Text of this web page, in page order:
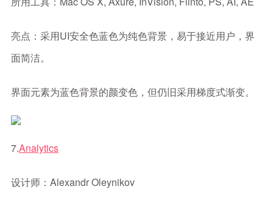
亮点：采用UI安全色蓝色为纯色背景，易于接近用户，界
面简洁。
界面元素为蓝色背景的颜变色，但仍旧采用梯度式渐变。
7.Analytics
设计师：Alexandr Oleynikov